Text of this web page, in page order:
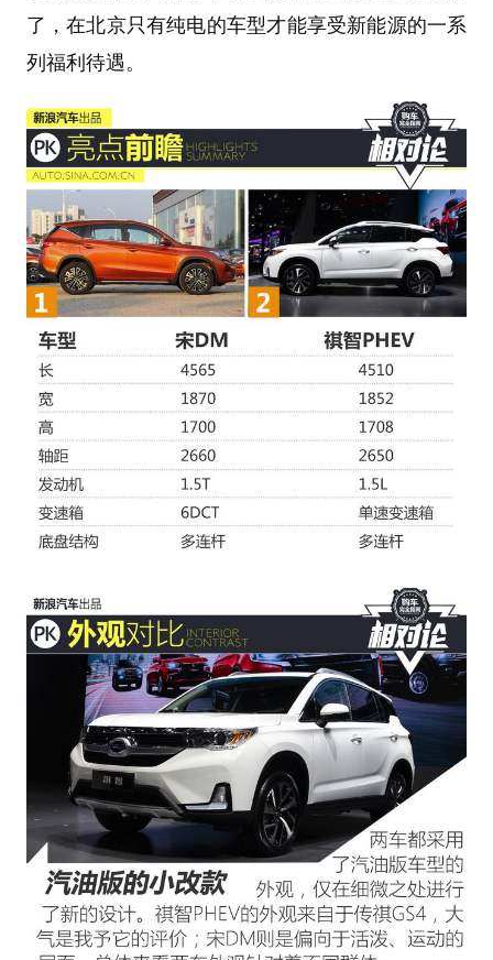
了，在北京只有纯电的车型才能享受新能源的一系
列福利待遇。